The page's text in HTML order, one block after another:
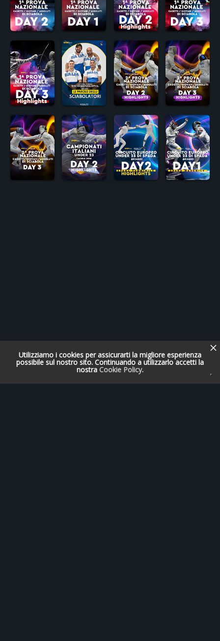
Utilizziamo i cookies per assicurarti la migliore esperienza
possibile sul nostro sito. Continuando a utilizzarlo accetti la
nostra Cookie Policy.